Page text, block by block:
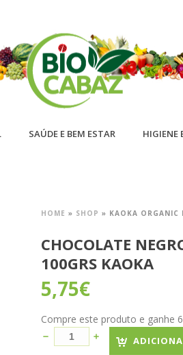
SAÚDE E BEM ESTAR HIGIENE
HOME » SHOP » KAOKA ORGANIC
CHOCOLATE
100GRS KAOKA
5,75€
Compre este produto e ganhe